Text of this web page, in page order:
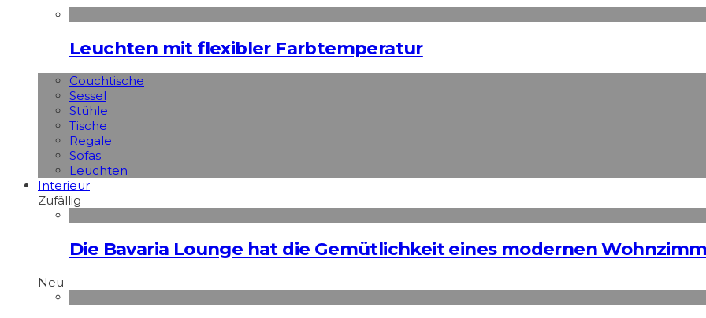
Leuchten mit flexibler Farbtemperatur
Couchtische
Sessel
Stühle
Tische
Regale
Sofas
Leuchten
Interieur
Zufällig
Die Bavaria Lounge hat die Gemütlichkeit eines modernen
Neu